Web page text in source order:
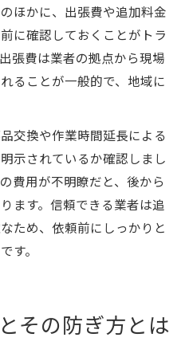
ほかに、出張費や追加料金
に確認しておくことがトラ
張費は業者の拠点から現場
ることが一般的で、地域に
交換や作業時間延長による
示されているか確認しまし
費用が不明瞭だと、後から
ます。信頼できる業者は追
ため、依頼前にしっかりと
す。
その防ぎ方とは